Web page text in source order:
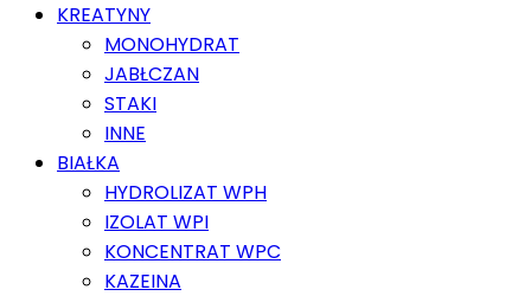
KREATYNY
MONOHYDRAT
JABŁCZAN
STAKI
INNE
BIAŁKA
HYDROLIZAT WPH
IZOLAT WPI
KONCENTRAT WPC
KAZEINA